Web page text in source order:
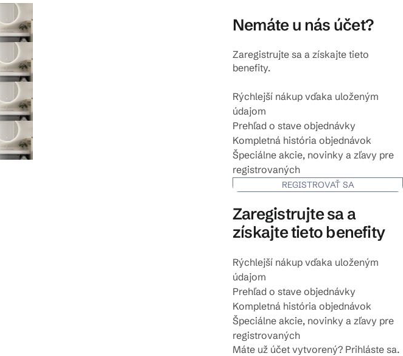
Nemáte u nás účet?
Zaregistrujte sa a získajte tieto
benefity.
Rýchlejší nákup vďaka uloženým
údajom
Prehľad o stave objednávky
Kompletná história objednávok
Špeciálne akcie, novinky a zľavy pre
registrovaných
REGISTROVAŤ SA
Zaregistrujte sa a
získajte tieto benefity
Rýchlejší nákup vďaka uloženým
údajom
Prehľad o stave objednávky
Kompletná história objednávok
Špeciálne akcie, novinky a zľavy pre
registrovaných
Máte už účet vytvorený? Prihláste sa.